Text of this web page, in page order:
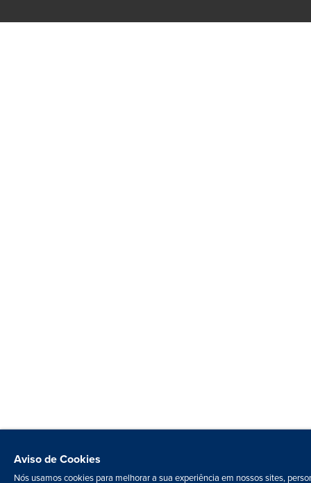
Aviso de Cookies
Nós usamos cookies para melhorar a sua experiência em nossos sites,